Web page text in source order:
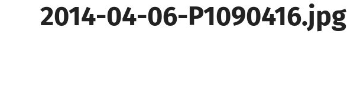
2014-04-06-P1090416.jpg